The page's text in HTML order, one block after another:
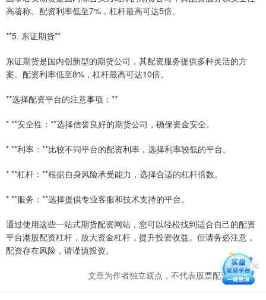
高著称。配资利率低至7%，杠杆最高可达5倍。
**5. 东证期货**
东证期货是国内创新型的期货公司，其配资服务提供多种灵活的方
案。配资利率低至8%，杠杆最高可达10倍。
**选择配资平台的注意事项：**
* **安全性：**选择信誉良好的期货公司，确保资金安全。
* **利率：**比较不同平台的配资利率，选择利率较低的平台。
* **杠杆：**根据自身风险承受能力，选择合适的杠杆倍数。
* **服务：**选择提供专业客服和技术支持的平台。
通过使用这些一站式期货配资网站，您可以轻松找到适合自己的配资
平台港股配资杠杆，放大资金杠杆，提升投资收益。但请务必注意，
配资存在风险，请谨慎投资。
文章为作者独立观点，不代表股票配资网观点